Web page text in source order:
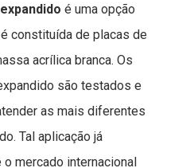
é uma opção
constituída de placas de
acrílica branca. Os
são testados e
as mais diferentes
Tal aplicação já
mercado internacional